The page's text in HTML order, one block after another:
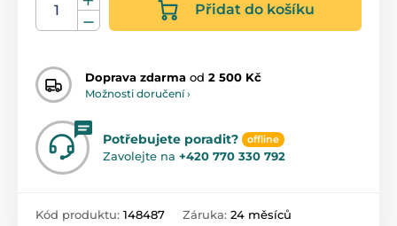
Přidat do košíku
Doprava zdarma od 2 500 Kč
Možnosti doručení ›
Potřebujete poradit? offline
Zavolejte na +420 770 330 792
Kód produktu: 148487 Záruka: 24 měsíců